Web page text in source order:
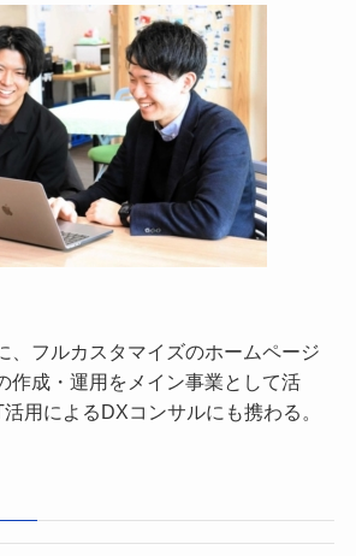
、フルカスタマイズのホームページ
作成・運用をメイン事業として活
用によるDXコンサルにも携わる。